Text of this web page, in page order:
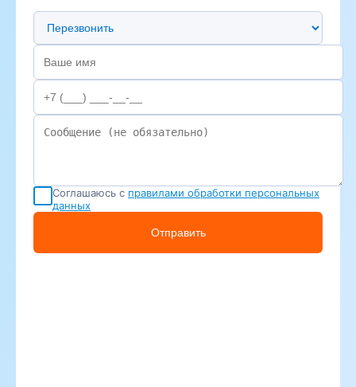
Предпочтительный способ связи
Соглашаюсь с правилами обработки персональных
данных
Отправить